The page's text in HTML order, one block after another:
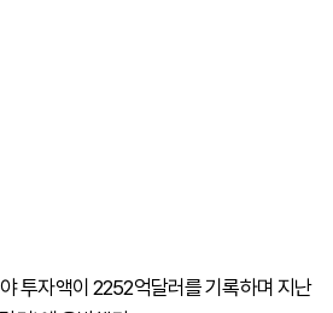
투자액이 2252억달러를 기록하며 지난